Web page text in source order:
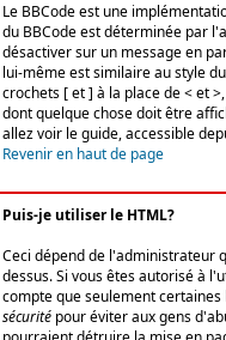
Le BBCode est une
du BBCode est déterminée par
désactiver sur un message en
lui-même est similaire au style
crochets [ et ] à la place de < et
dont quelque chose doit être
allez voir le guide, accessible
Revenir en haut de page
Puis-je utiliser le HTML?
Ceci dépend de l'administrateur
dessus. Si vous êtes autorisé à
compte que seulement
sécurité pour éviter aux gens